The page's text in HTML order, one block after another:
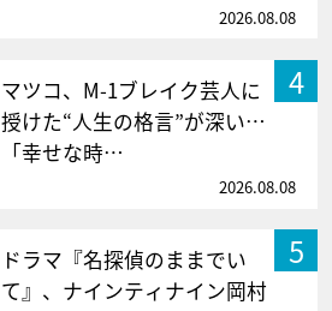
2026.08.08
4
マツコ、M-1ブレイク芸人に
授けた“人生の格言”が深い…
「幸せな時…
2026.08.08
5
ドラマ『名探偵のままでい
て』、ナインティナイン岡村